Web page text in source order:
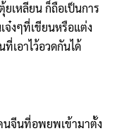
ยเหลียน ก็ถือเป็นการ
จ๋งๆที่เขียนหรือแต่ง
เอาไว้อวดกันได้
นจีนที่อพยพเข้ามาตั้ง